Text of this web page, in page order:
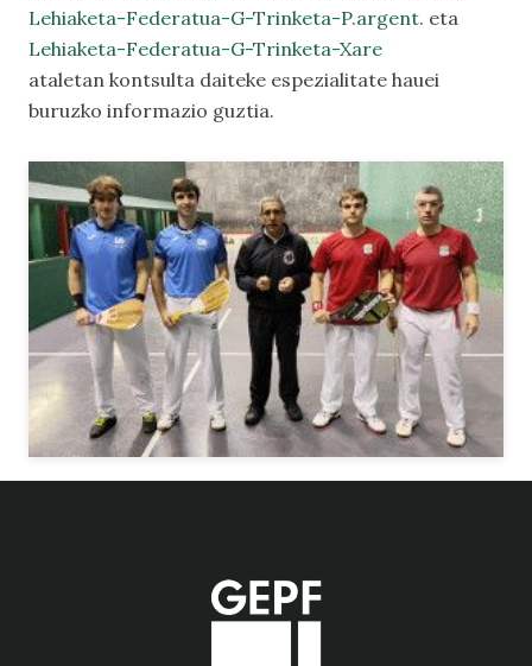
Lehiaketa-Federatua-G-Trinketa-P.argent. eta
Lehiaketa-Federatua-G-Trinketa-Xare
ataletan kontsulta daiteke espezialitate hauei
buruzko informazio guztia.